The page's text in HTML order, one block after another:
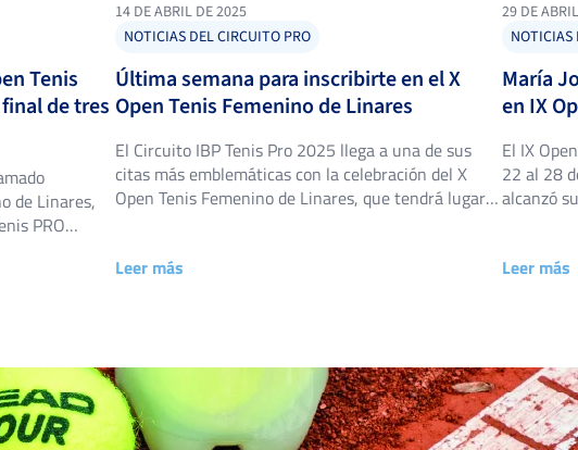
Tenis
de tres
de Linares,
PRO
superficie
14 DE ABRIL DE 2025
NOTICIAS DEL CIRCUITO PRO
Última semana para inscribirte en el X
Open Tenis Femenino de Linares
El Circuito IBP Tenis Pro 2025 llega a una de sus
citas más emblemáticas con la celebración del X
Open Tenis Femenino de Linares, que tendrá lugar
torneo, de categoría 1000, se ha consolidado […]
Leer más
29 DE
NOTICIAS
María
en IX
El IX
22 al 28
alcanzó
una de
Leer más